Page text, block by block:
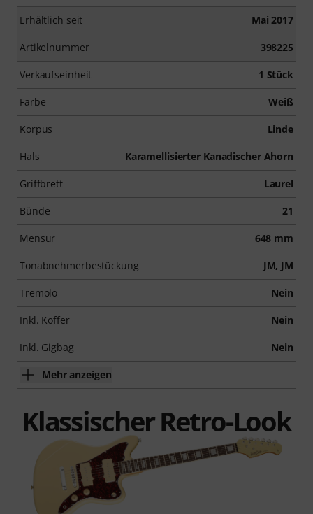
Erhältlich seit Mai 2017
Artikelnummer 398225
Verkaufseinheit 1 Stück
Farbe Weiß
Korpus Linde
Hals Karamellisierter Kanadischer Ahorn
Griffbrett Laurel
Bünde 21
Mensur 648 mm
Tonabnehmerbestückung JM, JM
Tremolo Nein
Inkl. Koffer Nein
Inkl. Gigbag Nein
Mehr anzeigen
Klassischer Retro-Look